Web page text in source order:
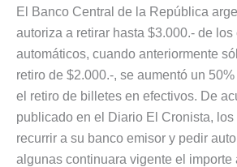
El Banco Central de la República
autoriza a retirar hasta $3.000.- de los
automáticos, cuando anteriormente
retiro de $2.000.-, se aumentó un
el retiro de billetes en efectivos. De
publicado en el Diario El Cronista,
recurrir a su banco emisor y pedir
algunas continuara vigente el importe